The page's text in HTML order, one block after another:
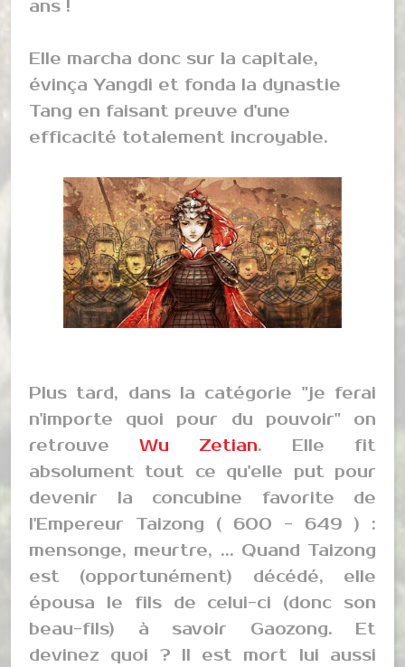
ans !
Elle marcha donc sur la capitale,
évinça Yangdi et fonda la dynastie
Tang en faisant preuve d'une
efficacité totalement incroyable.
Plus tard, dans la catégorie "je ferai
n'importe quoi pour du pouvoir" on
retrouve Wu Zetian. Elle fit
absolument tout ce qu'elle put pour
devenir la concubine favorite de
l'Empereur Taizong ( 600 - 649 ) :
mensonge, meurtre, ... Quand Taizong
est (opportunément) décédé, elle
épousa le fils de celui-ci (donc son
beau-fils) à savoir Gaozong. Et
devinez quoi ? Il est mort lui aussi